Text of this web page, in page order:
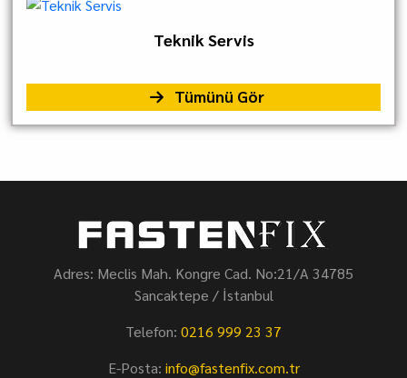
Teknik Servis
Tümünü Gör
Adres: Meclis Mah. Kongre Cad. No:21/A 34785
Sancaktepe / İstanbul
Telefon: 0216 999 23 37
E-Posta: info@fastenfix.com.tr